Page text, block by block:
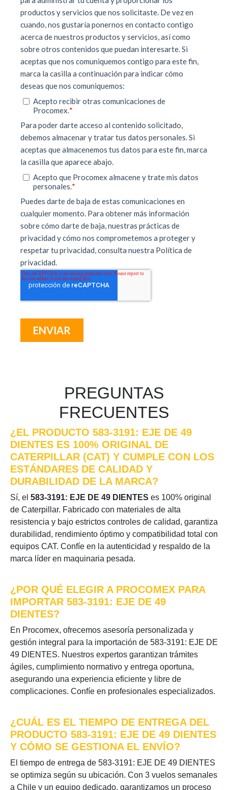
PREGUNTAS
FRECUENTES
¿EL PRODUCTO 583-3191: EJE DE 49
DIENTES ES 100% ORIGINAL DE
CATERPILLAR (CAT) Y CUMPLE CON LOS
ESTÁNDARES DE CALIDAD Y
DURABILIDAD DE LA MARCA?
Sí, el 583-3191: EJE DE 49 DIENTES es 100% original
de Caterpillar. Fabricado con materiales de alta
resistencia y bajo estrictos controles de calidad, garantiza
durabilidad, rendimiento óptimo y compatibilidad total con
equipos CAT. Confíe en la autenticidad y respaldo de la
marca líder en maquinaria pesada.
¿POR QUÉ ELEGIR A PROCOMEX PARA
IMPORTAR 583-3191: EJE DE 49
DIENTES?
En Procomex, ofrecemos asesoría personalizada y
gestión integral para la importación de 583-3191: EJE DE
49 DIENTES. Nuestros expertos garantizan trámites
ágiles, cumplimiento normativo y entrega oportuna,
asegurando una experiencia eficiente y libre de
complicaciones. Confíe en profesionales especializados.
¿CUÁL ES EL TIEMPO DE ENTREGA DEL
PRODUCTO 583-3191: EJE DE 49 DIENTES
Y CÓMO SE GESTIONA EL ENVÍO?
El tiempo de entrega de 583-3191: EJE DE 49 DIENTES
se optimiza según su ubicación. Con 3 vuelos semanales
a Chile y un equipo dedicado, garantizamos un proceso